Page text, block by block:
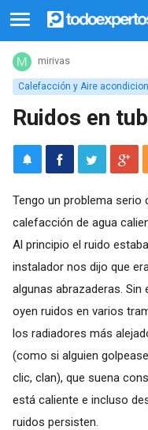
Calefacción y Aire
mirivas
Ruidos en
Tengo un problema serio
calefacción de agua
Al principio el ruido
instalador nos dijo que
algunas abrazaderas. Sin
oyen ruidos en varios
los radiadores más
(como si alguien
clic, clan), que suena
está caliente e incluso
ruidos persisten.